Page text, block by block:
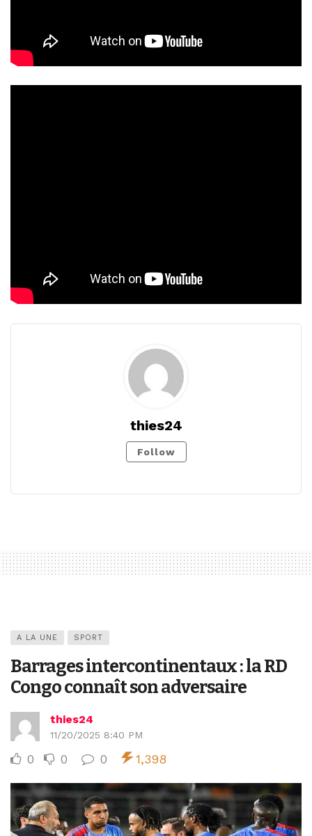
thies24
Follow
A LA UNE SPORT
Barrages intercontinentaux : la RD
Congo connaît son adversaire
thies24
11/20/2025 8:40 PM
0 0 0 1,398